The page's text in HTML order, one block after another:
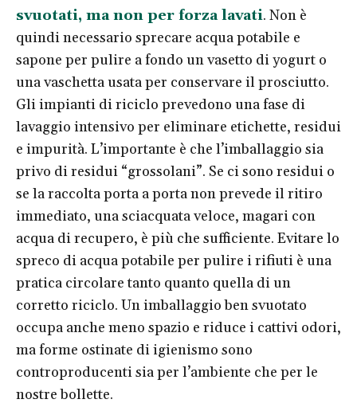
svuotati, ma non per forza lavati. Non è
quindi necessario sprecare acqua potabile e
sapone per pulire a fondo un vasetto di yogurt o
una vaschetta usata per conservare il prosciutto.
Gli impianti di riciclo prevedono una fase di
lavaggio intensivo per eliminare etichette, residui
e impurità. L’importante è che l’imballaggio sia
privo di residui “grossolani”. Se ci sono residui o
se la raccolta porta a porta non prevede il ritiro
immediato, una sciacquata veloce, magari con
acqua di recupero, è più che sufficiente. Evitare lo
spreco di acqua potabile per pulire i rifiuti è una
pratica circolare tanto quanto quella di un
corretto riciclo. Un imballaggio ben svuotato
occupa anche meno spazio e riduce i cattivi odori,
ma forme ostinate di igienismo sono
controproducenti sia per l’ambiente che per le
nostre bollette.